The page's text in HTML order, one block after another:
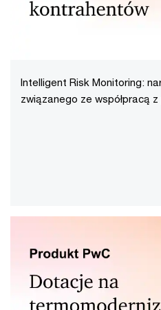
Intelligent Risk Monitoring:
związanego ze współpracą